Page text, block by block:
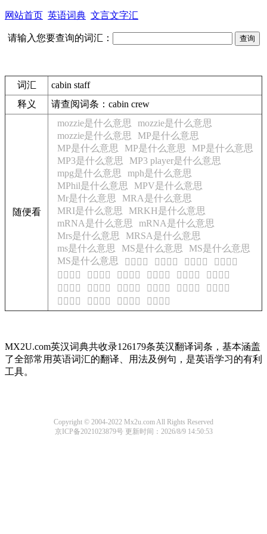
网站首页 英语词典 文言文字汇
请输入您要查询的词汇：
词汇
cabin staff
释义
请查阅词条： cabin crew
随便看
mozzie是什么意思
mozzie是什么意思
mozzie是什么意思
MP是什么意思
MP是什么意思
MP是什么意思
MP是什么意思
MP3是什么意思
MP3 player是什么意思
mpg是什么意思
mph是什么意思
MPhil是什么意思
MPV是什么意思
Mr是什么意思
MRA是什么意思
MRI是什么意思
MRKH是什么意思
mRNA是什么意思
mRNA是什么意思
Mrs是什么意思
MRSA是什么意思
ms是什么意思
MS是什么意思
MS是什么意思
MS是什么意思
𩥨的意思 𩥫的意思 𩥫的意思
𩥫的意思
𩥫的意思
𩥫的意思 𩥬的意思 𩥬的意思 𩥬的意思
𩥬的意思
𩥭的意思
𩥭的意思 𩥭的意思 𩥭的意思 𩥮的意思
𩥮的意思
𩥮的意思
𩥮的意思 𩥯的意思 𩥯的意思
MX2U.com英汉词典共收录126179条英汉翻译词条，基本涵盖
了全部常用英语词汇的翻译、用法及例句，是英语学习的有利
工具。
Copyright © 2004-2022 Mx2u.com All Rights Reserved
京ICP备2021023879号 更新时间：2026/8/9 14:50:53